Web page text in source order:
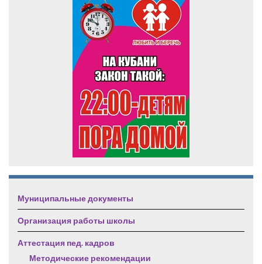
Муниципальные документы
Организация работы школы
Аттестация пед. кадров
Методические рекомендации